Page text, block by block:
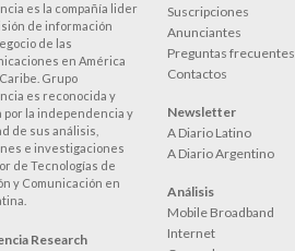
es la compañía lider
de información
de las
en América
Grupo
es reconocida y
por la independencia y
de sus análisis,
e investigaciones
de Tecnologías de
y Comunicación en
Research
Suscripciones
Anunciantes
Preguntas frecuentes
Contactos
Newsletter
A Diario Latino
A Diario Argentino
Análisis
Mobile Broadband
Internet